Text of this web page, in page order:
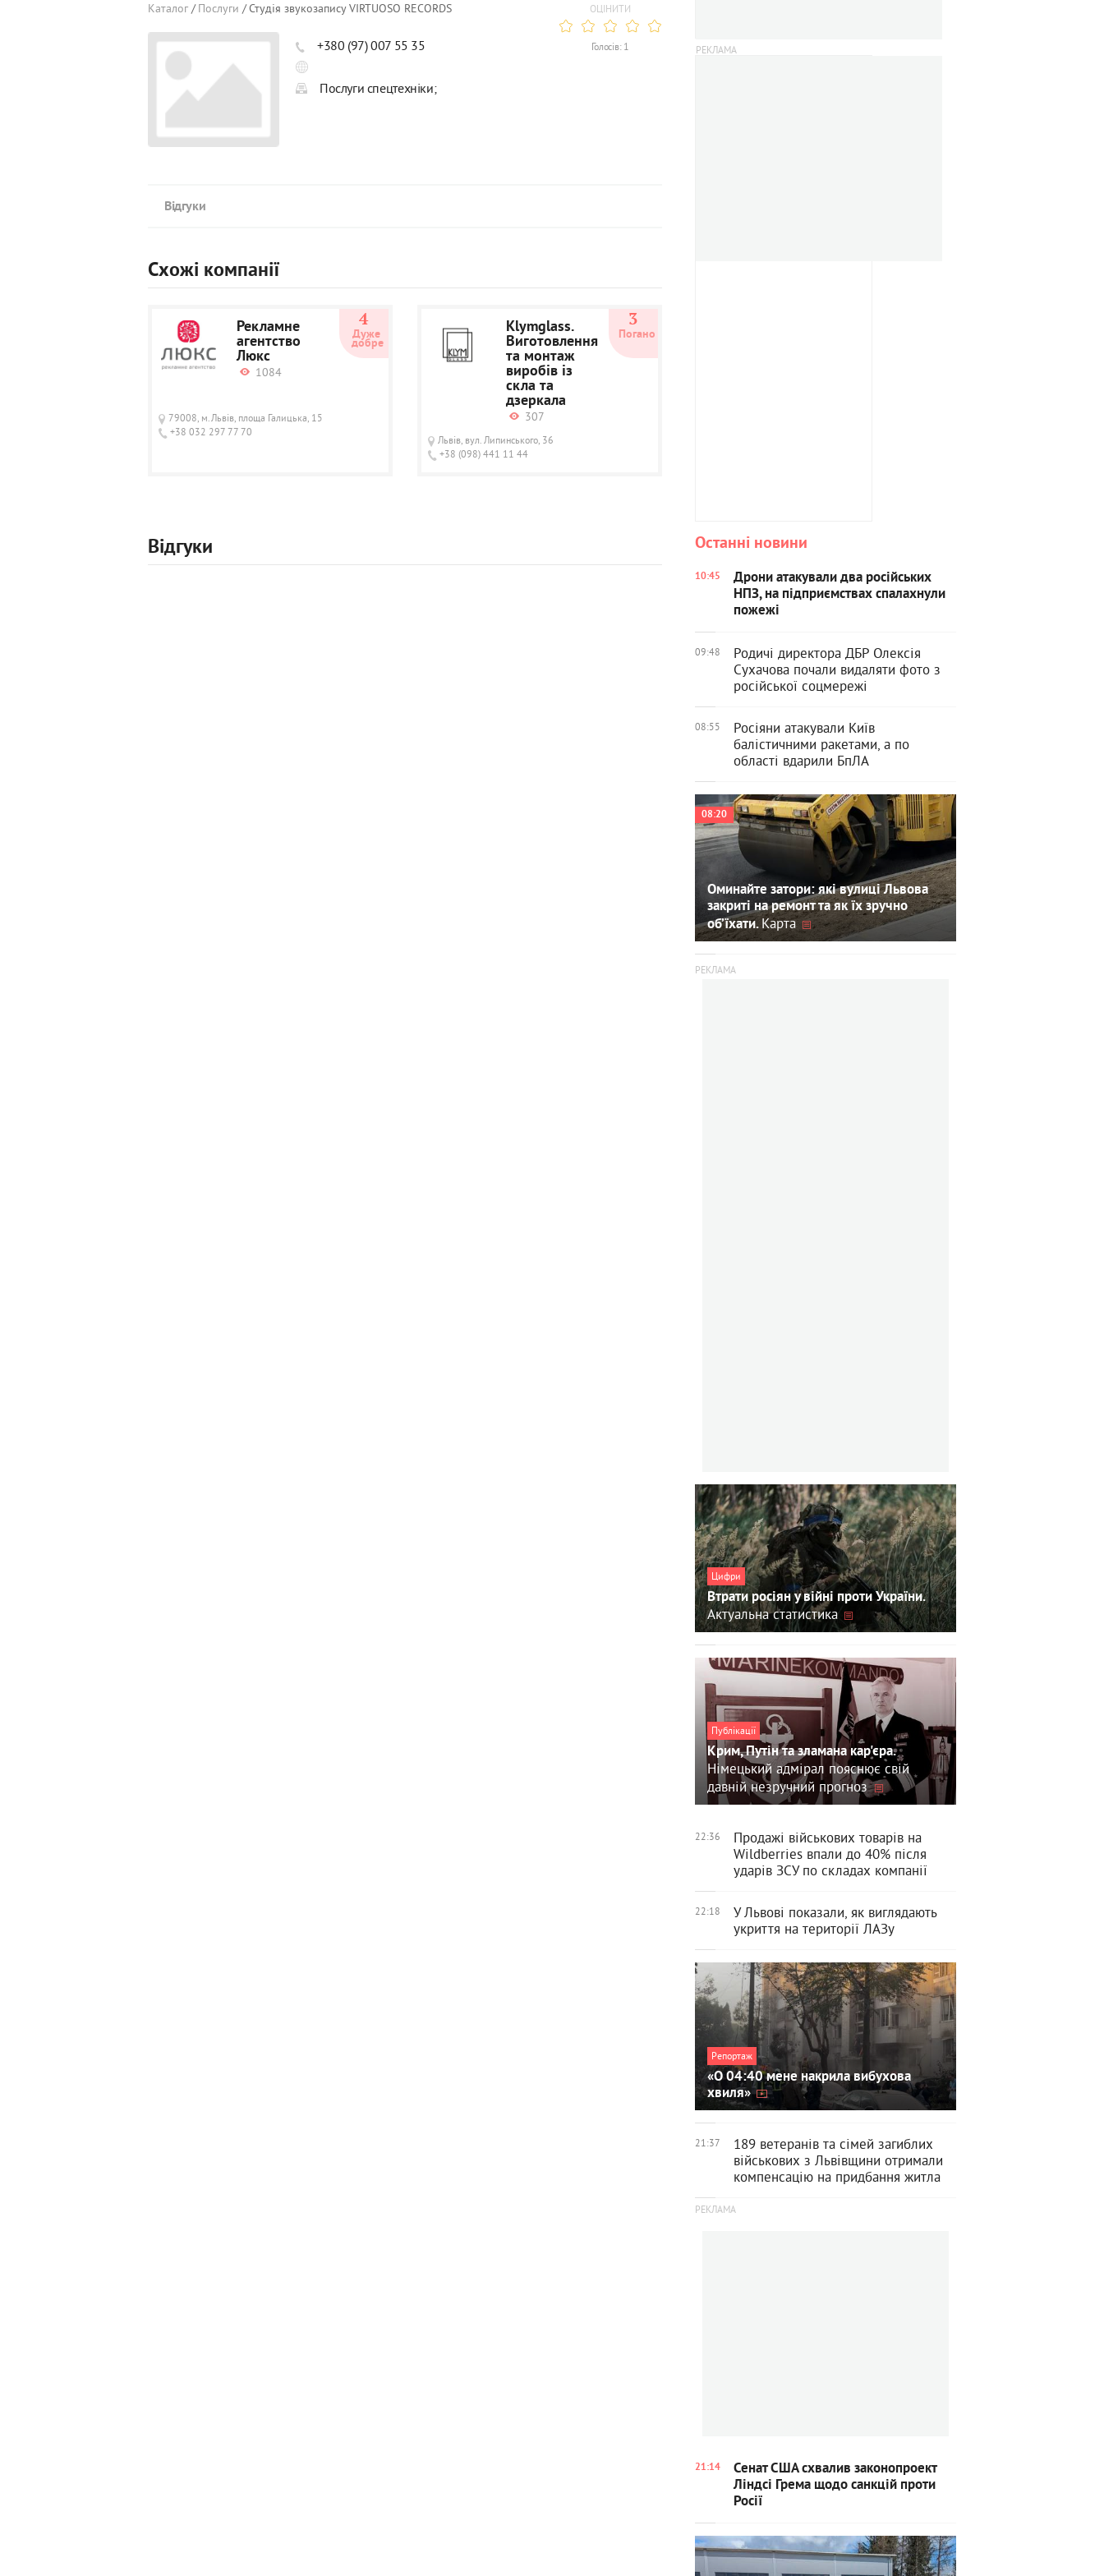
Каталог
Послуги Студія звукозапису VIRTUOSO RECORDS
+380 (97) 007 55 35
Послуги спецтехніки;
ОЦІНИТИ
Голосів: 1
Відгуки
Схожі компанії
Рекламне
агентство
Люкс
1084
79008, м.Львів, площа Галицька, 15
+38 032 297 77 70
4
Дуже
добре
Klymglass.
Виготовлення
та монтаж
виробів із
скла та
дзеркала
307
Львів, вул. Липинського, 36
+38 (098) 441 11 44
3
Погано
Відгуки Останні новини
10:45
Дрони атакували два російських
НПЗ, на підприємствах спалахнули
пожежі
09:48
Родичі директора ДБР Олексія
Сухачова почали видаляти фото з
російської соцмережі
08:55
Росіяни атакували Київ
балістичними ракетами, а по
області вдарили БпЛА
08:20
Оминайте затори: які вулиці Львова
закриті на ремонт та як їх зручно
об’їхати. Карта
Цифри
Втрати росіян у війні проти України.
Актуальна статистика
Публікації
Крим, Путін та зламана кар'єра.
Німецький адмірал пояснює свій
давній незручний прогноз
22:36
Продажі військових товарів на
Wildberries впали до 40% після
ударів ЗСУ по складах компанії
22:18
У Львові показали, як виглядають
укриття на території ЛАЗу
Репортаж
«О 04:40 мене накрила вибухова
хвиля»
21:37
189 ветеранів та сімей загиблих
військових з Львівщини отримали
компенсацію на придбання житла
21:14
Сенат США схвалив законопроект
Ліндсі Грема щодо санкцій проти
Росії